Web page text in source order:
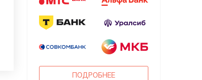
ПОДРОБНЕЕ